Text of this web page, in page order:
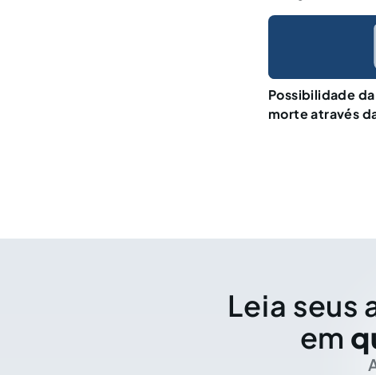
Possibilidade
morte através
Leia
em